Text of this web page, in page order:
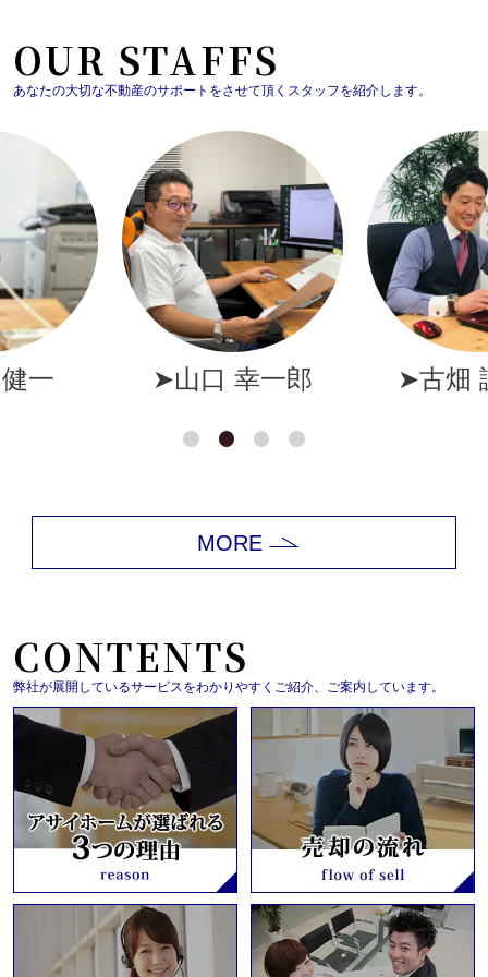
OUR STAFFS
あなたの大切な不動産のサポートをさせて頂くスタッフを紹介します。
郎 ➤古畑 誠一郎 ➤岩井
MORE
CONTENTS
弊社が展開しているサービスをわかりやすくご紹介、ご案内しています。